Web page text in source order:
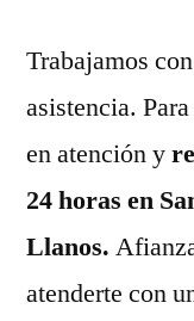
Trabajamos
asistencia.
en atención y
24 horas en
Llanos.
atenderte con